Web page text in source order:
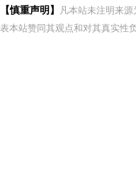
【慎重声明】
凡本站未注明来
表本站赞同其观点和对其真实性